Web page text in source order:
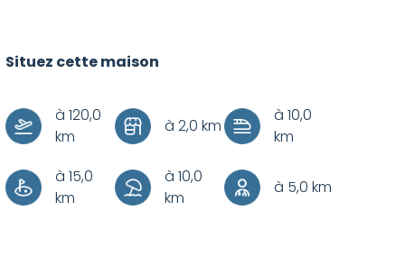
Situez cette maison
à 120,0
km
à 2,0 km
à 10,0
km
à 15,0
km
à 10,0
km
à 5,0 km